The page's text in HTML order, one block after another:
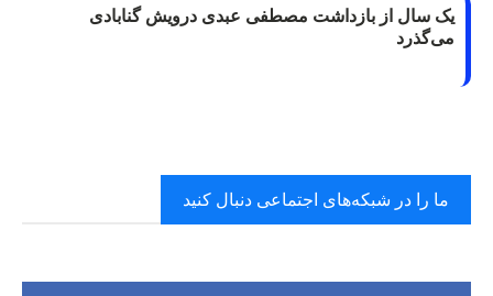
یک سال از بازداشت مصطفی عبدی درویش گنابادی
می‌گذرد
ما را در شبکه‌های اجتماعی دنبال کنید